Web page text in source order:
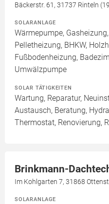
Bäckerstr. 61, 31737 Rinteln
SOLARANLAGE
Wärmepumpe,
Pelletheizung, BHKW,
Fußbodenheizung,
Umwälzpumpe
SOLAR TÄTIGKEITEN
Wartung, Reparatur,
Austausch, Beratung,
Thermostat, Renovierung,
Brinkmann-
Im Kohlgarten 7, 31868
SOLARANLAGE